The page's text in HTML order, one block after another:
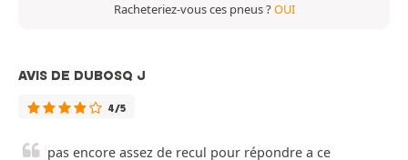
Racheteriez-vous ces pneus ?OUI
AVIS DE DUBOSQ J
4/5
pas encore assez de recul pour répondre a ce